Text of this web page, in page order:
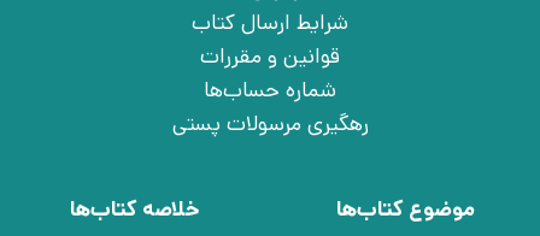
شرایط ارسال کتاب
قوانین و مقررات
شماره حساب‌ها
رهگیری مرسولات پستی
موضوع کتاب‌ها
خلاصه کتاب‌ها